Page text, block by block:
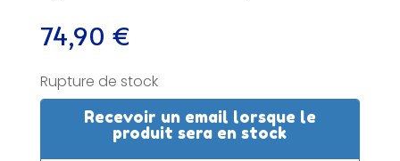
74,90 €
Rupture de stock
Recevoir un email lorsque le
produit sera en stock